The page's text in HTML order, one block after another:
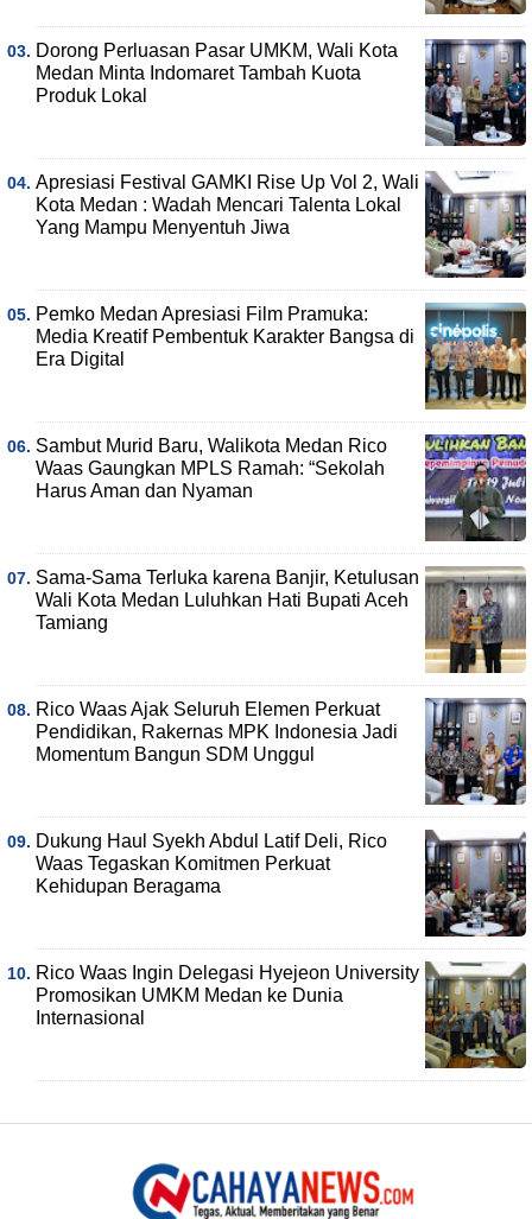
Dorong Perluasan Pasar UMKM, Wali Kota
Medan Minta Indomaret Tambah Kuota
Produk Lokal
Apresiasi Festival GAMKI Rise Up Vol 2, Wali
Kota Medan : Wadah Mencari Talenta Lokal
Yang Mampu Menyentuh Jiwa
Pemko Medan Apresiasi Film Pramuka:
Media Kreatif Pembentuk Karakter Bangsa di
Era Digital
Sambut Murid Baru, Walikota Medan Rico
Waas Gaungkan MPLS Ramah: “Sekolah
Harus Aman dan Nyaman
Sama-Sama Terluka karena Banjir, Ketulusan
Wali Kota Medan Luluhkan Hati Bupati Aceh
Tamiang
Rico Waas Ajak Seluruh Elemen Perkuat
Pendidikan, Rakernas MPK Indonesia Jadi
Momentum Bangun SDM Unggul
Dukung Haul Syekh Abdul Latif Deli, Rico
Waas Tegaskan Komitmen Perkuat
Kehidupan Beragama
Rico Waas Ingin Delegasi Hyejeon University
Promosikan UMKM Medan ke Dunia
Internasional